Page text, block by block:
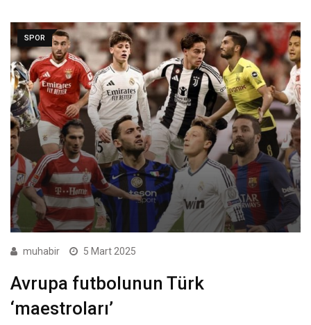
SPOR
muhabir 5 Mart 2025
Avrupa futbolunun Türk
‘maestroları’